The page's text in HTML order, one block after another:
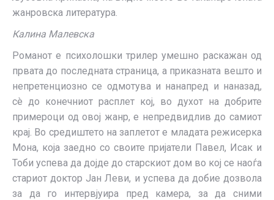
жанровска литература.
Калина Малевска
Романот е психолошки трилер умешно раскажан од
првата до последната страница, а приказната вешто и
непретенциозно се одмотува и нанапред и наназад,
сè до конечниот расплет кој, во духот на добрите
примероци од овој жанр, е непредвидлив до самиот
крај. Во средиштето на заплетот е младата режисерка
Мона, која заедно со своите пријатели Павел, Исак и
Тоби успева да дојде до старскиот дом во кој се наоѓа
стариот доктор Јан Леви, и успева да добие дозвола
за да го интервјуира пред камера, за да сними